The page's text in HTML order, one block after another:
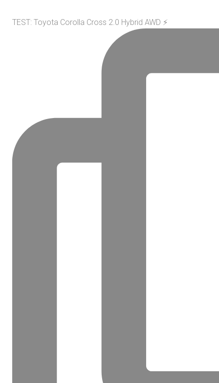
TEST: Toyota Corolla Cross 2.0 Hybrid AWD ⚡️